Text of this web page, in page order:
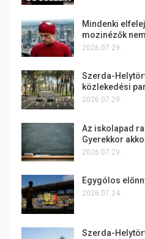
Mindenki
mozinézők
2026.07.29.
Szerda-
közlekedési
2026.07.29.
Az iskolapad
Gyerekkor
2026.07.29.
Egygólos
2026.07.24.
Szerda-